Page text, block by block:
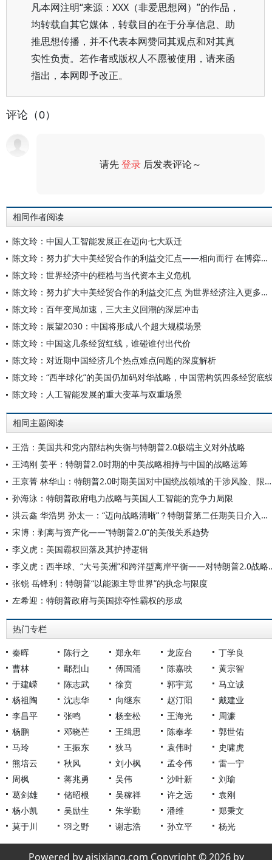
凡本网注明“来源：XXX（非爱思想网）”的作品，
均转载自其它媒体，转载目的在于分享信息、助
推思想传播，并不代表本网赞同其观点和对其真
实性负责。若作者或版权人不愿被使用，请来函
指出，本网即予改正。
评论（0）
请先登录 后发表评论～
相同作者阅读
陈文玲：中国人工智能发展正在迈向七大跃迁
陈文玲：努力扩大中美经贸合作的利益交汇点——相向而行 在博弈中实现共生
陈文玲：世界经济中的桎梏与当代资本主义危机
陈文玲：努力扩大中美经贸合作的利益交汇点 为世界经济注入更多的确定性与稳定性
陈文玲：百年变局加速，三大主义回潮的深层冲击
陈文玲：展望2030：中国将形成八个超大规模场景
陈文玲：中国这几条经贸红线，谁碰谁付出代价
陈文玲：对近期中国经济几个热点难点问题的深度解析
陈文玲：“西半球化”的美国仍加码对华战略，中国需构筑四条经贸底
陈文玲：人工智能发展的重大变革与双重场景
相同主题阅读
王浩：美国共和党内部结构失衡与特朗普2.0极端主义对外战略
王鸿刚 姜平：特朗普2.0时期的中美战略相持与中国的战略运筹
王京菁 林华山：特朗普2.0时期美国对中国统战领域的干涉风险、限度与应对
孙海泳：特朗普政府电力战略与美国人工智能的竞争力局限
洪云鑫 华浩男 孙太一：“迈向战略清晰”？特朗普第二任期美日介入台海态势的逻辑
宋博：剥离与资产化——“特朗普2.0”的美俄关系趋势
李义虎：美国霸权回落及其护持逻辑
李义虎：西半球、“大号
张锐 岳锋利：特朗普“以能源主导世界”的执念与限度
左希迎：特朗普政府与美国掠夺性霸权的形成
热门专栏
秦晖 陈行之 郑永年 龙应台
丁学良
曹林
鄢烈山 傅国涌 陈嘉映
黄宗智
于建嵘
陈志武 徐贲 郭宇宽
马立诚
杨祖陶
沈志华 向继东 赵汀阳
戴建业
李昌平
张鸣 杨奎松 王海光
周濂
杨鹏
邓晓芒 王缉思 陈奉孝
郭世佑
马玲
王振东 狄马 袁伟时
史啸虎
熊培云
秋风 刘小枫 孟令伟
雷一宁
周枫
蒋兆勇 吴伟 沙叶新
刘瑜
葛剑雄
储昭根 吴稼祥 许之远
袁刚
杨小凯
吴励生 朱学勤 潘维
郑秉文
莫于川
羽之野 谢志浩 孙立平 杨光
Powered by aisixiang.com Copyright © 2026 by